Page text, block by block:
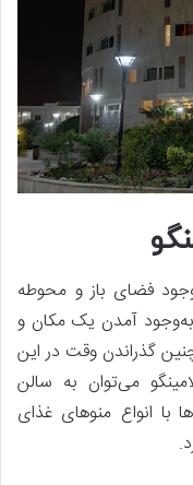
فضای باز و محوطه
به‌وجود آمدن یک مکان و
گذراندن وقت در این
می‌توان به سالن
انواع منوهای غذای